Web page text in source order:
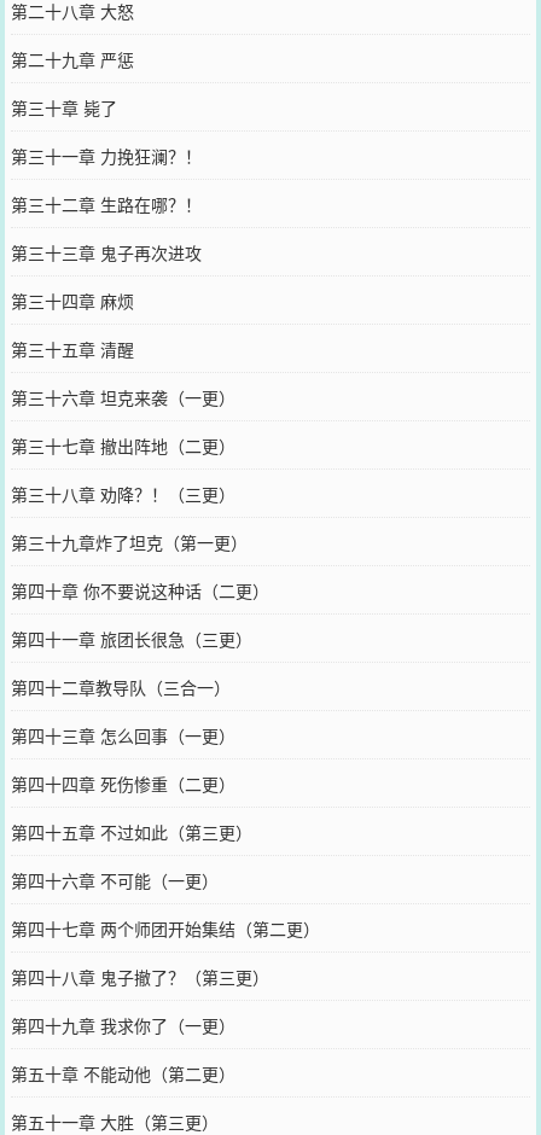
第二十八章 大怒
第二十九章 严惩
第三十章 毙了
第三十一章 力挽狂澜？！
第三十二章 生路在哪？！
第三十三章 鬼子再次进攻
第三十四章 麻烦
第三十五章 清醒
第三十六章 坦克来袭（一更）
第三十七章 撤出阵地（二更）
第三十八章 劝降？！（三更）
第三十九章炸了坦克（第一更）
第四十章 你不要说这种话（二更）
第四十一章 旅团长很急（三更）
第四十二章教导队（三合一）
第四十三章 怎么回事（一更）
第四十四章 死伤惨重（二更）
第四十五章 不过如此（第三更）
第四十六章 不可能（一更）
第四十七章 两个师团开始集结（第二更）
第四十八章 鬼子撤了？（第三更）
第四十九章 我求你了（一更）
第五十章 不能动他（第二更）
第五十一章 大胜（第三更）